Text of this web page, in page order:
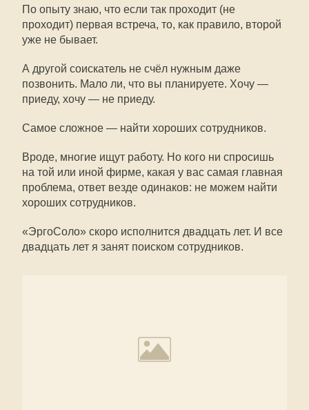
По опыту знаю, что если так проходит (не
проходит) первая встреча, то, как правило, второй
уже не бывает.
А другой соискатель не счёл нужным даже
позвонить. Мало ли, что вы планируете. Хочу —
приеду, хочу — не приеду.
Самое сложное — найти хороших сотрудников.
Вроде, многие ищут работу. Но кого ни спросишь
на той или иной фирме, какая у вас самая главная
проблема, ответ везде одинаков: не можем найти
хороших сотрудников.
«ЭргоСоло» скоро исполнится двадцать лет. И все
двадцать лет я занят поиском сотрудников.